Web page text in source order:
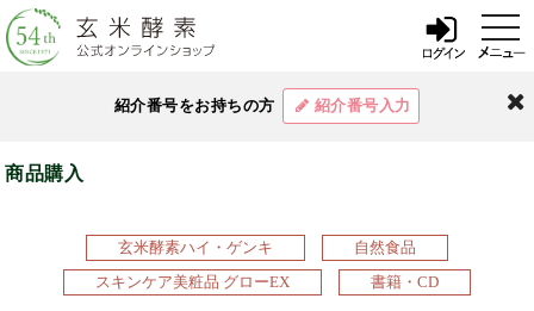
t
o
g
紹介番号をお持ちの方 紹介番号入力
閉
商品購入
玄米酵素ハイ・ゲンキ
自然食品
スキンケア美粧品 グローEX
書籍・CD